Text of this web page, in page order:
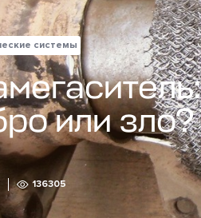
системы
или зло?
136305